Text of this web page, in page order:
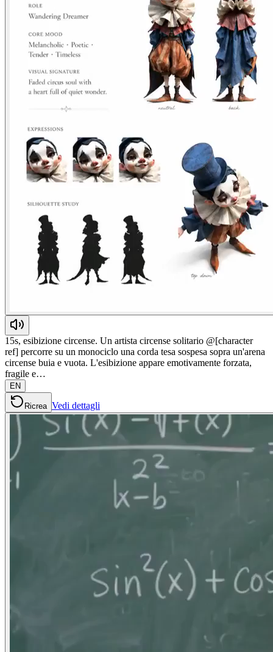
15s, esibizione circense. Un artista circense solitario @[character
ref] percorre su un monociclo una corda tesa sospesa sopra un'arena
circense buia e vuota. L'esibizione appare emotivamente forzata,
fragile e…
EN
Ricrea Vedi dettagli